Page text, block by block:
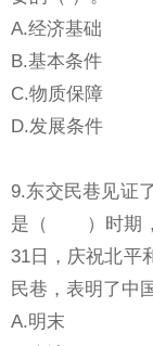
A.经济基础
B.基本条件
C.物质保障
D.发展条件
9.东交民巷见证
是（ ）时期，
31日，庆祝北平
民巷，表明了中
A.明末